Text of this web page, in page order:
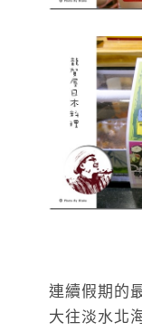
連續假期的
大往淡水北